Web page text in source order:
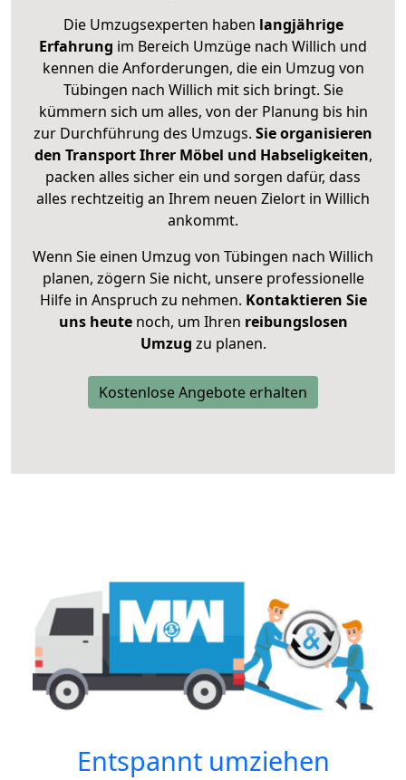
Die Umzugsexperten haben langjährige
Erfahrung im Bereich Umzüge nach Willich und
kennen die Anforderungen, die ein Umzug von
Tübingen nach Willich mit sich bringt. Sie
kümmern sich um alles, von der Planung bis hin
zur Durchführung des Umzugs. Sie organisieren
den Transport Ihrer Möbel und Habseligkeiten,
packen alles sicher ein und sorgen dafür, dass
alles rechtzeitig an Ihrem neuen Zielort in Willich
ankommt.
Wenn Sie einen Umzug von Tübingen nach Willich
planen, zögern Sie nicht, unsere professionelle
Hilfe in Anspruch zu nehmen. Kontaktieren Sie
uns heutenoch, um Ihren reibungslosen
Umzug zu planen.
Kostenlose Angebote erhalten
Entspannt umziehen